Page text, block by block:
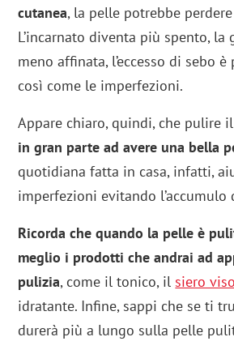
cutanea, la pelle potrebbe
L’incarnato diventa più spento, la
meno affinata, l’eccesso di sebo
così come le imperfezioni.
Appare chiaro, quindi, che pulire
in gran parte ad avere una bella
quotidiana fatta in casa, infatti,
imperfezioni evitando l’accumulo
Ricorda che quando la pelle è
meglio i prodotti che andrai ad
pulizia, come il tonico, il siero viso
idratante. Infine, sappi che se ti
durerà più a lungo sulla pelle